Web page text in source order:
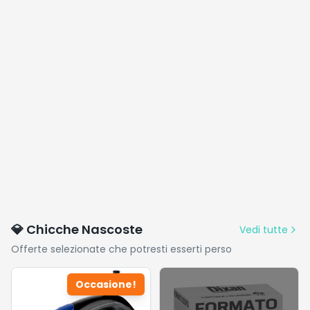
💎 Chicche Nascoste
Vedi tutte
Offerte selezionate che potresti esserti perso
Occasione!